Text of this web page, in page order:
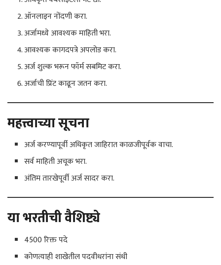
ऑनलाइन नोंदणी करा.
अर्जामध्ये आवश्यक माहिती भरा.
आवश्यक कागदपत्रे अपलोड करा.
अर्ज शुल्क भरून फॉर्म सबमिट करा.
अर्जाची प्रिंट काढून जतन करा.
महत्त्वाच्या सूचना
अर्ज करण्यापूर्वी अधिकृत जाहिरात काळजीपूर्वक वाचा.
सर्व माहिती अचूक भरा.
अंतिम तारखेपूर्वी अर्ज सादर करा.
या भरतीची वैशिष्ट्ये
4500 रिक्त पदे
कोणत्याही शाखेतील पदवीधरांना संधी